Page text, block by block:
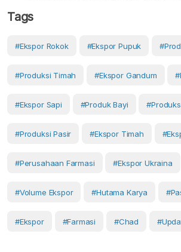
Tags
#ekspor Rokok #ekspor Pupuk
#produksi Timah #ekspor Gandum
#ekspor Sapi #produk Bayi
#produksi Pasir #ekspor Timah
#perusahaan Farmasi #ekspor Ukraina
#volume Ekspor #hutama Karya
#Ekspor #Farmasi #Chad